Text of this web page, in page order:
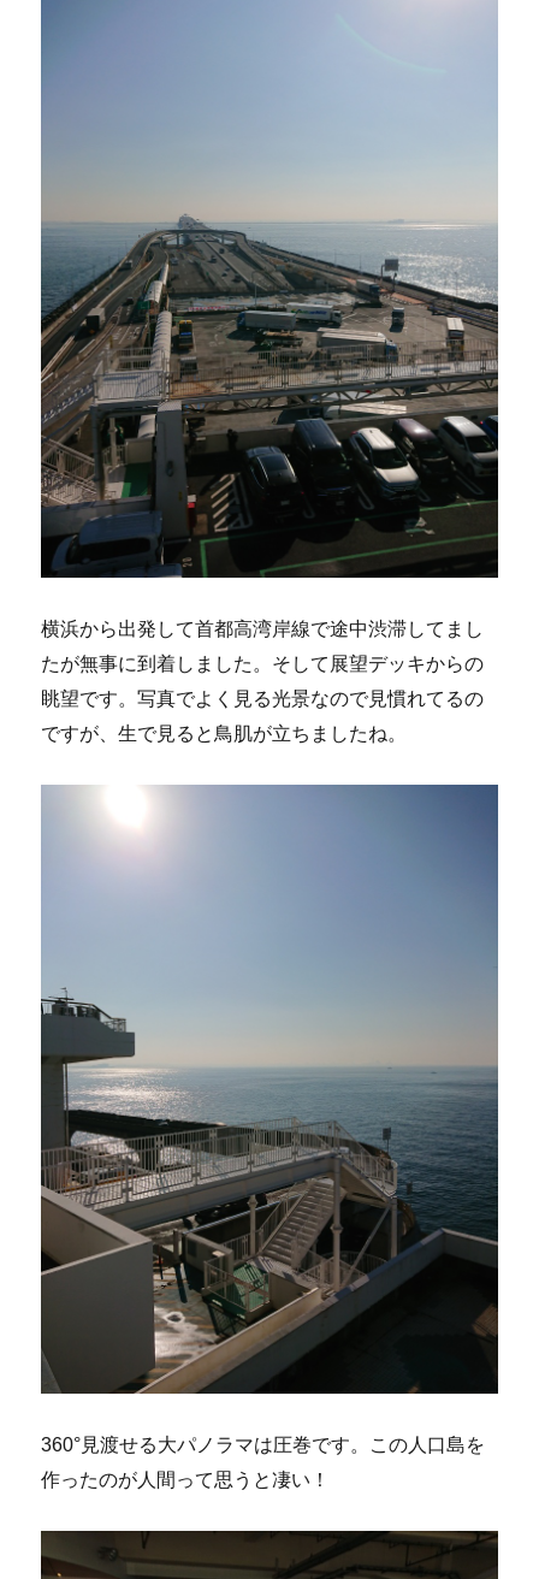
横浜から出発して首都高湾岸線で途中渋滞してまし
たが無事に到着しました。そして展望デッキからの
眺望です。写真でよく見る光景なので見慣れてるの
ですが、生で見ると鳥肌が立ちましたね。
360°見渡せる大パノラマは圧巻です。この人口島を
作ったのが人間って思うと凄い！